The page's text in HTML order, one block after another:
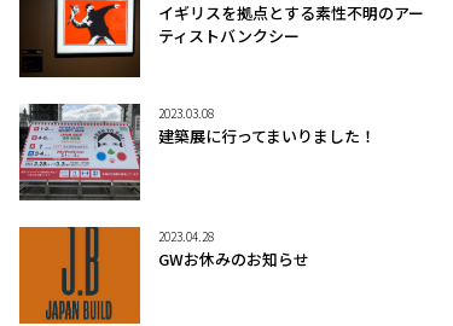
イギリスを拠点とする素性不明のアー
ティストバンクシー
2023.03.08
建築展に行ってまいりました！
2023.04.28
GWお休みのお知らせ